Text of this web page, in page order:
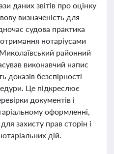
даних звітів про оцінку
визначеність для
судова практика
нотаріусами
районний
виконавчий напис
доказів безспірності
Це підкреслює
документів і
оформленні,
захисту прав сторін і
дій.